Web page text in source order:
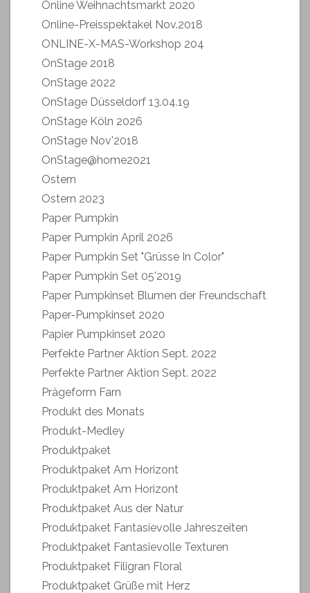
Online Weihnachtsmarkt 2020
Online-Preisspektakel Nov.2018
ONLINE-X-MAS-Workshop 204
OnStage 2018
OnStage 2022
OnStage Düsseldorf 13.04.19
OnStage Köln 2026
OnStage Nov'2018
OnStage@home2021
Ostern
Ostern 2023
Paper Pumpkin
Paper Pumpkin April 2026
Paper Pumpkin Set "Grüsse In Color"
Paper Pumpkin Set 05'2019
Paper Pumpkinset Blumen der Freundschaft
Paper-Pumpkinset 2020
Papier Pumpkinset 2020
Perfekte Partner Aktion Sept. 2022
Perfekte Partner Aktion Sept. 2022
Prägeform Farn
Produkt des Monats
Produkt-Medley
Produktpaket
Produktpaket Am Horizont
Produktpaket Am Horizont
Produktpaket Aus der Natur
Produktpaket Fantasievolle Jahreszeiten
Produktpaket Fantasievolle Texturen
Produktpaket Filigran Floral
Produktpaket Grüße mit Herz